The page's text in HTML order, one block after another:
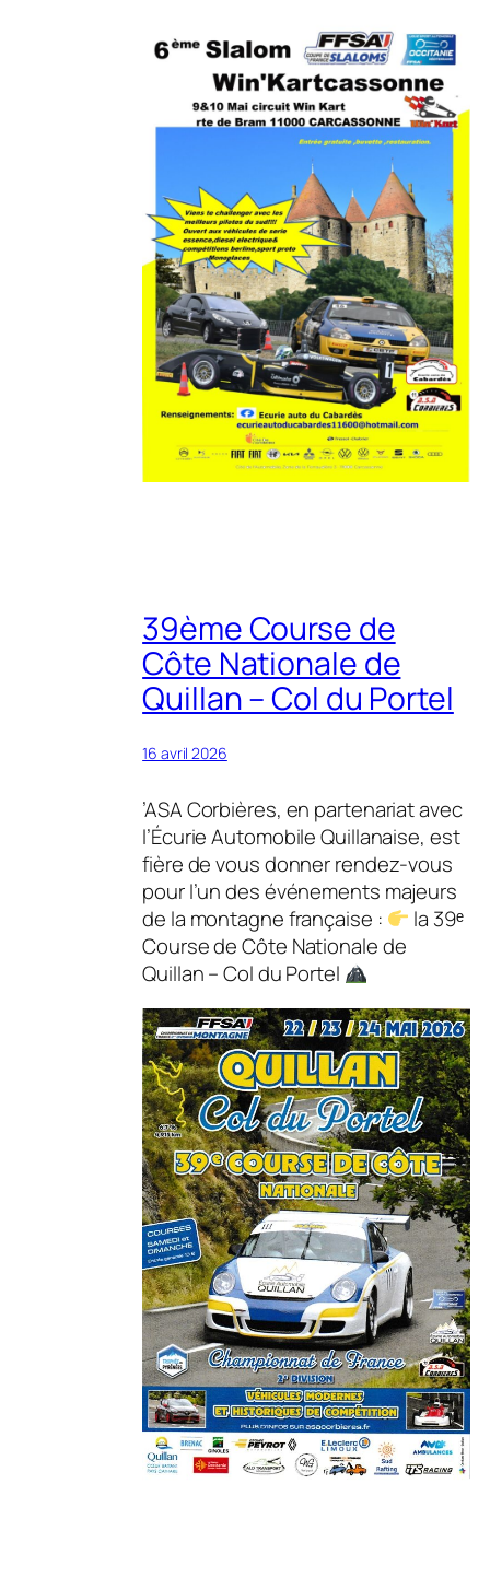
39ème Course de
Côte Nationale de
Quillan – Col du Portel
16 avril 2026
’ASA Corbières, en partenariat avec
l’Écurie Automobile Quillanaise, est
fière de vous donner rendez-vous
pour l’un des événements majeurs
de la montagne française :
la 39ᵉ
Course de Côte Nationale de
Quillan – Col du Portel